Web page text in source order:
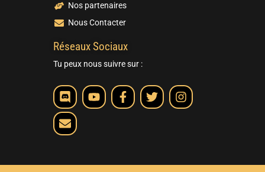
Nos partenaires
Nous Contacter
Réseaux Sociaux
Tu peux nous suivre sur :